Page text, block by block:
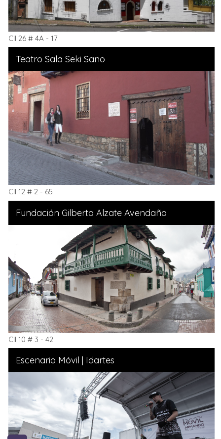
Cll 26 # 4A - 17
Teatro Sala Seki Sano
Cll 12 # 2 - 65
Fundación Gilberto Alzate Avendaño
Cll 10 # 3 - 42
Escenario Móvil | Idartes